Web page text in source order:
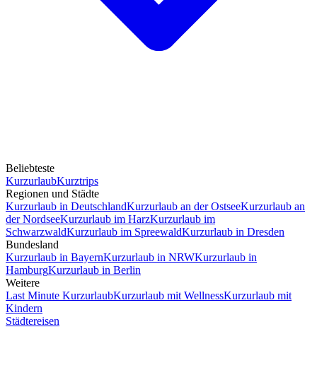
Beliebteste
KurzurlaubKurztrips
Regionen und Städte
Kurzurlaub in DeutschlandKurzurlaub an der OstseeKurzurlaub an
der NordseeKurzurlaub im HarzKurzurlaub im
SchwarzwaldKurzurlaub im SpreewaldKurzurlaub in Dresden
Bundesland
Kurzurlaub in BayernKurzurlaub in NRWKurzurlaub in
HamburgKurzurlaub in Berlin
Weitere
Last Minute KurzurlaubKurzurlaub mit WellnessKurzurlaub mit
Kindern
Städtereisen